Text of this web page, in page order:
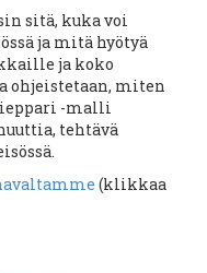
sitä, kuka voi
ja mitä hyötyä
ja koko
ohjeistetaan, miten
-malli
tehtävä
(klikkaa